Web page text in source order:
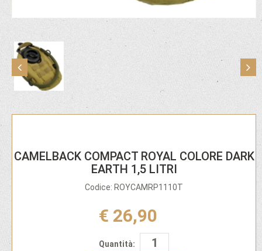
CAMELBACK COMPACT ROYAL COLORE DARK
EARTH 1,5 LITRI
Codice: ROYCAMRP1110T
€ 26,90
Quantità: